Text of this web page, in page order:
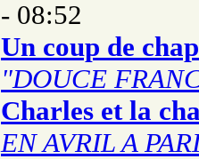
- 08:52
Un coup de
"DOUCE
Charles et la
EN AVRIL A